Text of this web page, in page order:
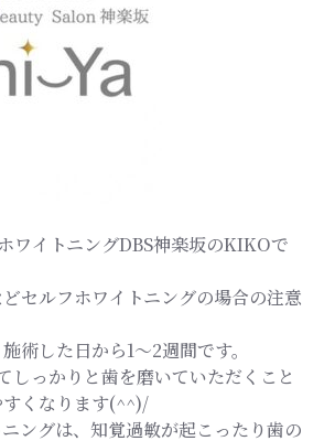
ワイトニングDBS神楽坂のKIKOで
セルフホワイトニングの場合の注意
術した日から1～2週間です。
しっかりと歯を磨いていただくこと
くなります(^^)/
ングは、知覚過敏が起こったり歯の